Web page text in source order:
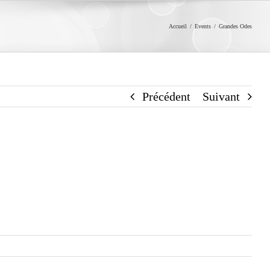
Accueil / Events / Grandes Odes
Précédent Suivant